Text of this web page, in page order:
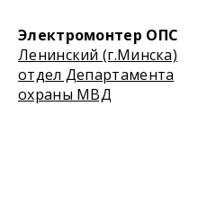
Электромонтер ОПС
Ленинский (г.Минска)
отдел Департамента
охраны МВД